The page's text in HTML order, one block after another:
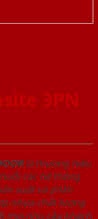
3PN
là thương hiệu
các hệ thống
xuất và phân
nhựa chất lượng
mọi nhu cầu khách